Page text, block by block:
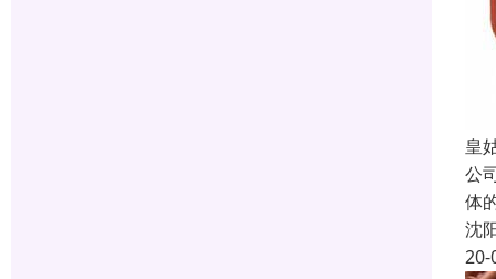
皇
公
体
沈
20-